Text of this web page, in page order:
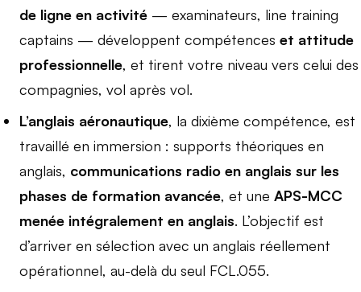
de ligne en activité — examinateurs, line training
captains — développent compétences et attitude
professionnelle, et tirent votre niveau vers celui des
compagnies, vol après vol.
L’anglais aéronautique, la dixième compétence, est
travaillé en immersion : supports théoriques en
anglais, communications radio en anglais sur les
phases de formation avancée, et une APS-MCC
menée intégralement en anglais. L’objectif est
d’arriver en sélection avec un anglais réellement
opérationnel, au-delà du seul FCL.055.